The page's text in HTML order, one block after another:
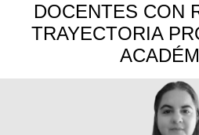
DOCENTES CON
TRAYECTORIA